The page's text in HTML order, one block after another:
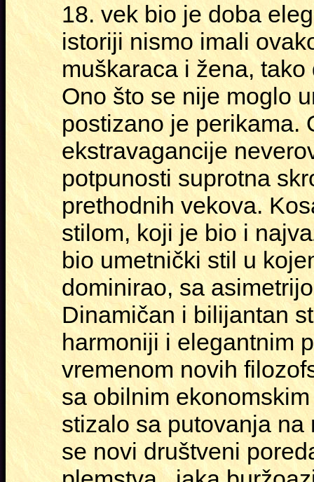
18. vek bio je doba
istoriji nismo imali
muškaraca i žena,
Ono što se nije moglo
postizano je perikama.
ekstravagancije
potpunosti suprotna
prethodnih vekova.
stilom, koji je bio i
bio umetnički stil u
dominirao, sa
Dinamičan i bilijantan
harmoniji i elegantnim
vremenom novih
sa obilnim
stizalo sa putovanja
se novi društveni